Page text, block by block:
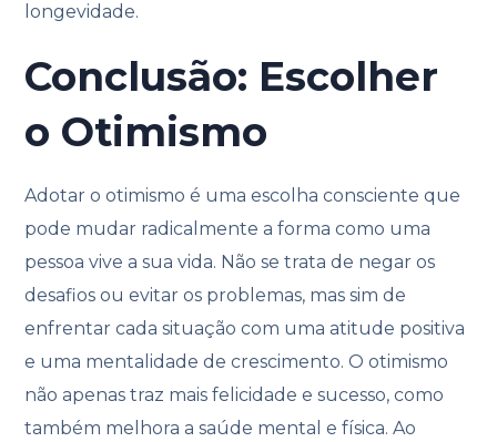
longevidade.
Conclusão: Escolher
o Otimismo
Adotar o otimismo é uma escolha consciente que
pode mudar radicalmente a forma como uma
pessoa vive a sua vida. Não se trata de negar os
desafios ou evitar os problemas, mas sim de
enfrentar cada situação com uma atitude positiva
e uma mentalidade de crescimento. O otimismo
não apenas traz mais felicidade e sucesso, como
também melhora a saúde mental e física. Ao